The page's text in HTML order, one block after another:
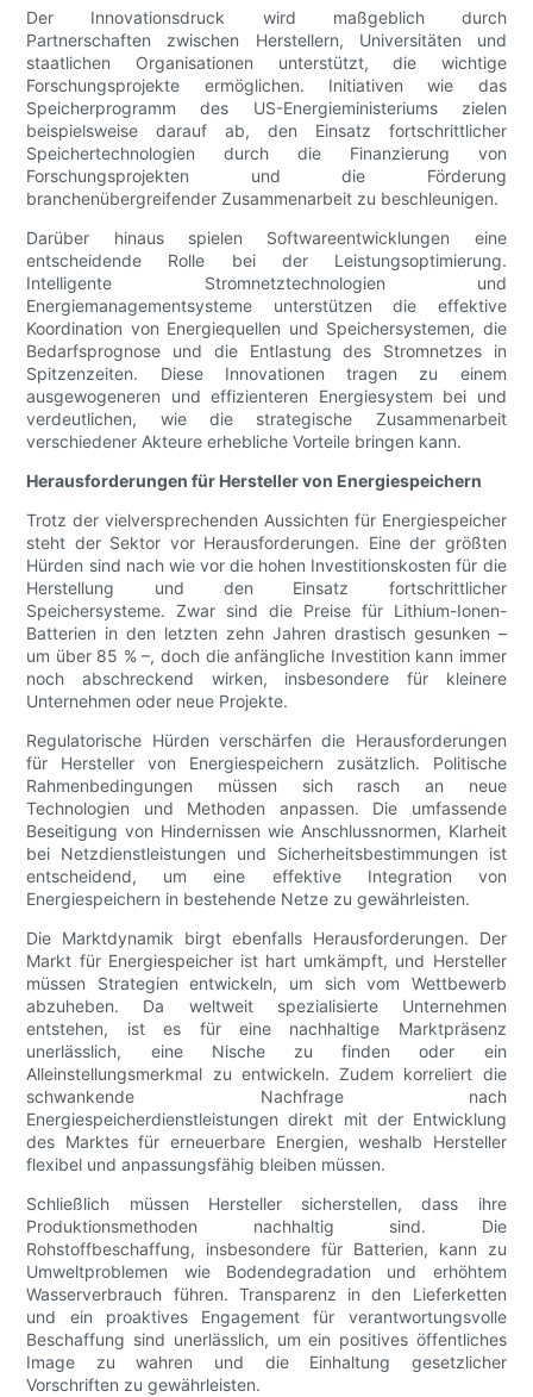
Der Innovationsdruck wird maßgeblich durch
Partnerschaften zwischen Herstellern, Universitäten und
staatlichen Organisationen unterstützt, die wichtige
Forschungsprojekte ermöglichen. Initiativen wie das
Speicherprogramm des US-Energieministeriums zielen
beispielsweise darauf ab, den Einsatz fortschrittlicher
Speichertechnologien durch die Finanzierung von
Forschungsprojekten und die Förderung
branchenübergreifender Zusammenarbeit zu beschleunigen.
Darüber hinaus spielen Softwareentwicklungen eine
entscheidende Rolle bei der Leistungsoptimierung.
Intelligente Stromnetztechnologien und
Energiemanagementsysteme unterstützen die effektive
Koordination von Energiequellen und Speichersystemen, die
Bedarfsprognose und die Entlastung des Stromnetzes in
Spitzenzeiten. Diese Innovationen tragen zu einem
ausgewogeneren und effizienteren Energiesystem bei und
verdeutlichen, wie die strategische Zusammenarbeit
verschiedener Akteure erhebliche Vorteile bringen kann.
Herausforderungen für Hersteller von Energiespeichern
Trotz der vielversprechenden Aussichten für Energiespeicher
steht der Sektor vor Herausforderungen. Eine der größten
Hürden sind nach wie vor die hohen Investitionskosten für die
Herstellung und den Einsatz fortschrittlicher
Speichersysteme. Zwar sind die Preise für Lithium-Ionen-
Batterien in den letzten zehn Jahren drastisch gesunken –
um über 85 % –, doch die anfängliche Investition kann immer
noch abschreckend wirken, insbesondere für kleinere
Unternehmen oder neue Projekte.
Regulatorische Hürden verschärfen die Herausforderungen
für Hersteller von Energiespeichern zusätzlich. Politische
Rahmenbedingungen müssen sich rasch an neue
Technologien und Methoden anpassen. Die umfassende
Beseitigung von Hindernissen wie Anschlussnormen, Klarheit
bei Netzdienstleistungen und Sicherheitsbestimmungen ist
entscheidend, um eine effektive Integration von
Energiespeichern in bestehende Netze zu gewährleisten.
Die Marktdynamik birgt ebenfalls Herausforderungen. Der
Markt für Energiespeicher ist hart umkämpft, und Hersteller
müssen Strategien entwickeln, um sich vom Wettbewerb
abzuheben. Da weltweit spezialisierte Unternehmen
entstehen, ist es für eine nachhaltige Marktpräsenz
unerlässlich, eine Nische zu finden oder ein
Alleinstellungsmerkmal zu entwickeln. Zudem korreliert die
schwankende Nachfrage nach
Energiespeicherdienstleistungen direkt mit der Entwicklung
des Marktes für erneuerbare Energien, weshalb Hersteller
flexibel und anpassungsfähig bleiben müssen.
Schließlich müssen Hersteller sicherstellen, dass ihre
Produktionsmethoden nachhaltig sind. Die
Rohstoffbeschaffung, insbesondere für Batterien, kann zu
Umweltproblemen wie Bodendegradation und erhöhtem
Wasserverbrauch führen. Transparenz in den Lieferketten
und ein proaktives Engagement für verantwortungsvolle
Beschaffung sind unerlässlich, um ein positives öffentliches
Image zu wahren und die Einhaltung gesetzlicher
Vorschriften zu gewährleisten.